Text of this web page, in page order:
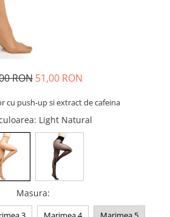
RON 51,00 RON
cu push-up si extract de cafeina
: Light Natural
Masura: